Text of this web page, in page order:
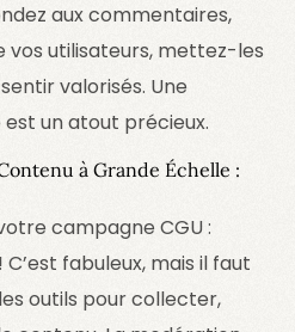
aux commentaires,
vos utilisateurs, mettez-les
valorisés. Une
un atout précieux.
à Grande Échelle :
campagne CGU :
fabuleux, mais il faut
outils pour collecter,